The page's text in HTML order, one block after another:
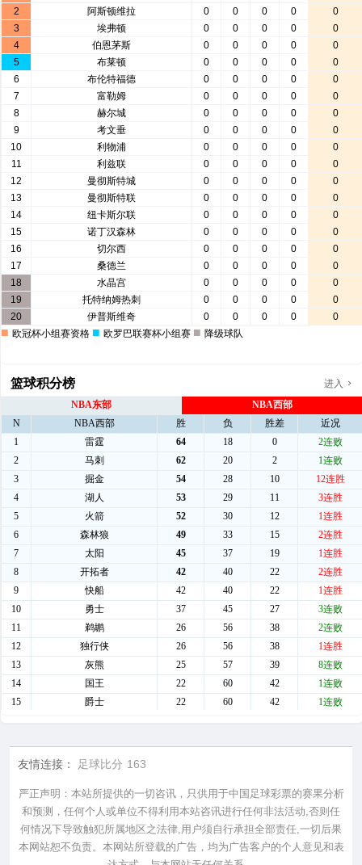
进入
篮球积分榜
友情连接： 足球比分 163
严正声明：本站所提供的一切咨讯，只供用于中国足球彩票的赛果分析
和预测，任何个人或单位不得利用本站咨讯进行任何非法活动,否则任
何情况下导致触犯所属地区之法律,用户须自行承担全部责任,一切后果
本网站恕不负责。本网站所登载的广告，均为广告客户的个人意见和表